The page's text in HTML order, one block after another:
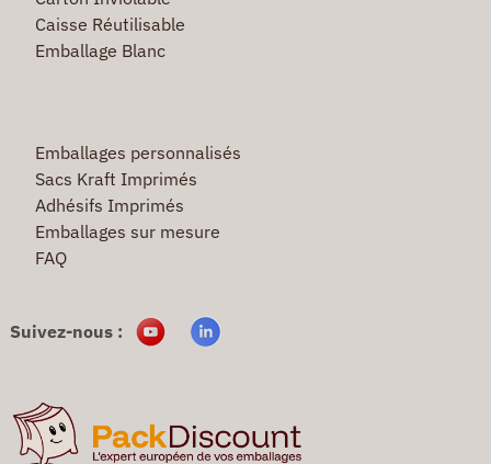
Caisse Réutilisable
Emballage Blanc
Emballages personnalisés
Sacs Kraft Imprimés
Adhésifs Imprimés
Emballages sur mesure
FAQ
Suivez-nous :